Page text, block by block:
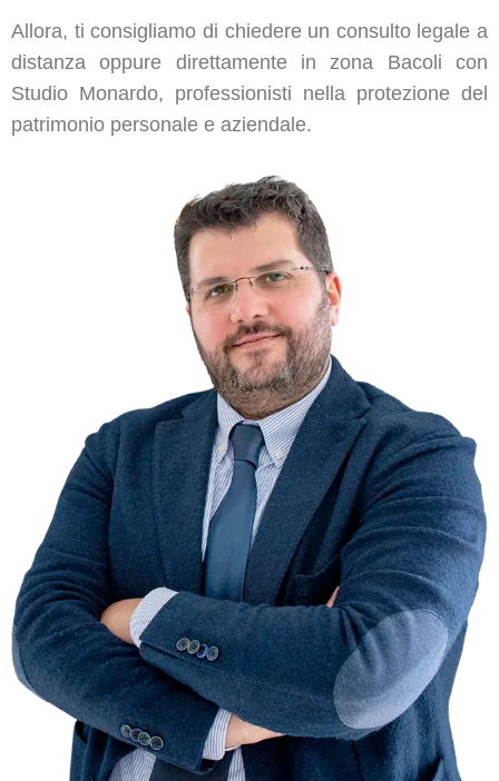
Allora, ti consigliamo di chiedere un consulto legale a
distanza oppure direttamente in zona Bacoli con
Studio Monardo, professionisti nella protezione del
patrimonio personale e aziendale.